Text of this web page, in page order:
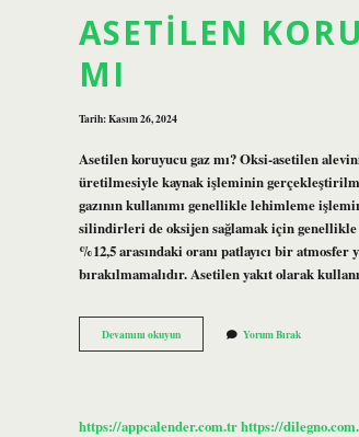
ASETILEN
MI
Tarih: Kasım 26, 2024
Asetilen koruyucu gaz mı? Oksi-asetilen
üretilmesiyle kaynak işleminin
gazının kullanımı genellikle lehimleme
silindirleri de oksijen sağlamak için genellikle
%12,5 arasındaki oranı patlayıcı bir
bırakılmamalıdır. Asetilen yakıt olarak
Devamını okuyunAsetilen
Koruyucu
Yorum Bırak
https://appcalender.com.trhttps://